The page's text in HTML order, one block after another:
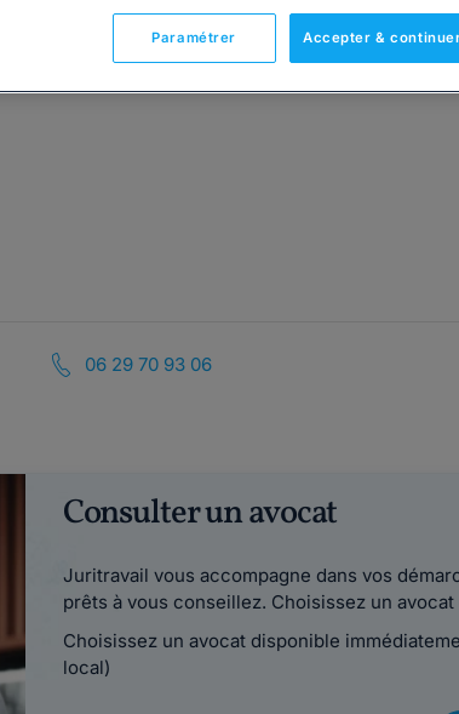
06 29 70 93 06
Consulter un avocat
Juritravail vous accompagne dans vos
prêts à vous conseillez. Choisissez un
Choisissez un avocat disponible
local)
Accepter &
Paramétrer